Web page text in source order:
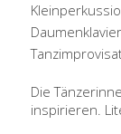
Die
inspirieren.